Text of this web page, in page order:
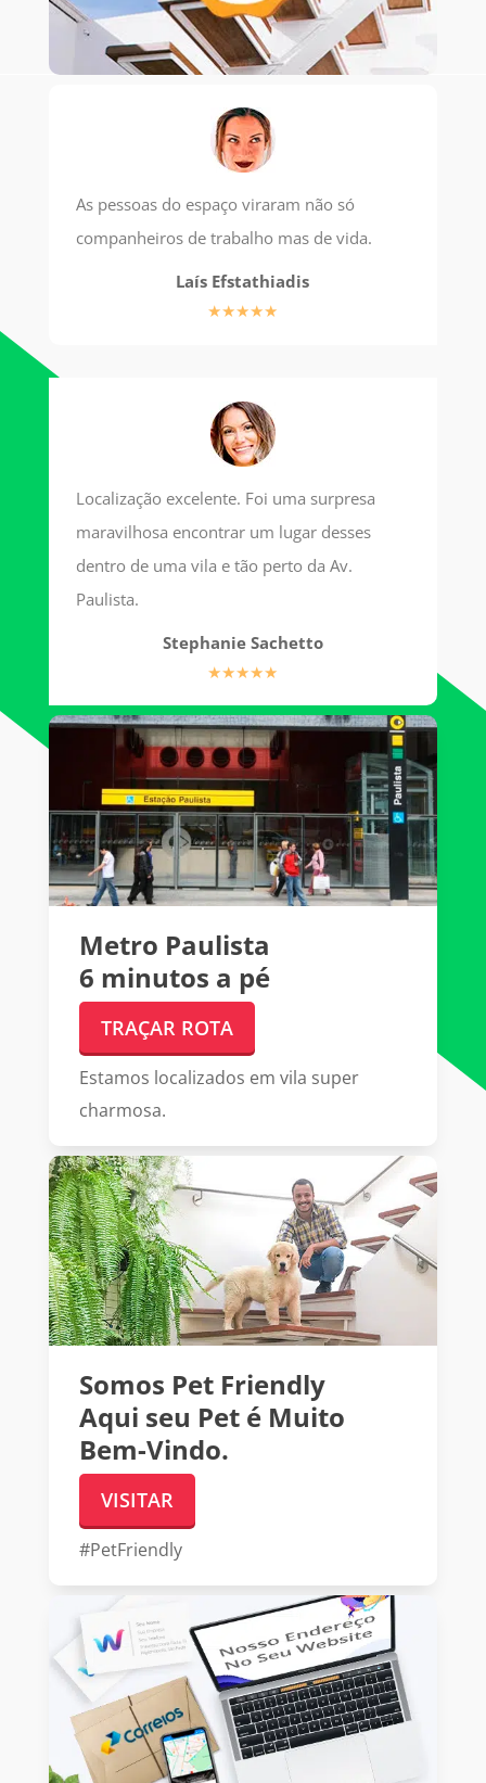
As pessoas do espaço viraram não só
companheiros de trabalho mas de vida.
Laís Efstathiadis
★★★★★
Localização excelente. Foi uma surpresa
maravilhosa encontrar um lugar desses
dentro de uma vila e tão perto da Av.
Paulista.
Stephanie Sachetto
★★★★★
Metro Paulista
6 minutos a pé
TRAÇAR ROTA
Estamos localizados em vila super
charmosa.
Somos Pet Friendly
Aqui seu Pet é Muito
Bem-Vindo.
VISITAR
#PetFriendly